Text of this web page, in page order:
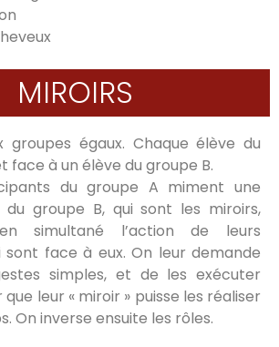
MIROIRS
groupes égaux. Chaque élève du
face à un élève du groupe B.
du groupe A miment une
groupe B, qui sont les miroirs,
simultané l’action de leurs
sont face à eux. On leur demande
simples, et de les exécuter
leur « miroir » puisse les réaliser
On inverse ensuite les rôles.